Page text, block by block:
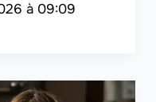
à 09:09